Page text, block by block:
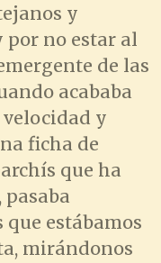
y
por no estar al
de las
acababa
velocidad y
ficha de
que ha
estábamos
mirándonos